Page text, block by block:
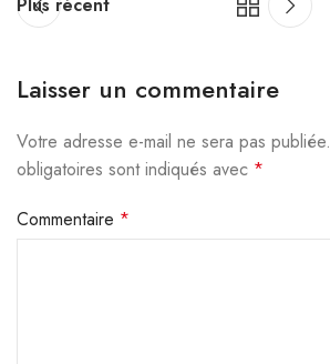
Plus récent
Laisser un commentaire
Votre adresse e-mail ne sera pas publiée.
obligatoires sont indiqués avec *
Commentaire *
Alternative: